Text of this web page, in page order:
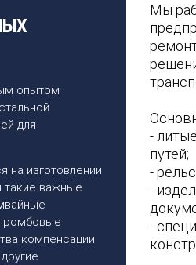
опытом
для
на изготовлении
такие важные
ромбовые
компенсации
Мы
-
путей;
-
-
-